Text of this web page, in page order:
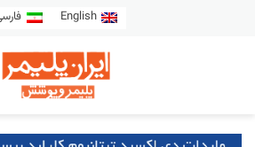
English